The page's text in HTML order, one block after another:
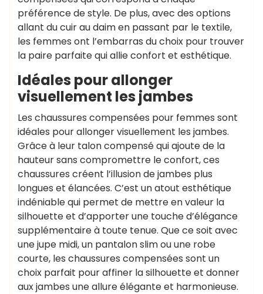
préférence de style. De plus, avec des options
allant du cuir au daim en passant par le textile,
les femmes ont l’embarras du choix pour trouver
la paire parfaite qui allie confort et esthétique.
Idéales pour allonger
visuellement les jambes
Les chaussures compensées pour femmes sont
idéales pour allonger visuellement les jambes.
Grâce à leur talon compensé qui ajoute de la
hauteur sans compromettre le confort, ces
chaussures créent l’illusion de jambes plus
longues et élancées. C’est un atout esthétique
indéniable qui permet de mettre en valeur la
silhouette et d’apporter une touche d’élégance
supplémentaire à toute tenue. Que ce soit avec
une jupe midi, un pantalon slim ou une robe
courte, les chaussures compensées sont un
choix parfait pour affiner la silhouette et donner
aux jambes une allure élégante et harmonieuse.